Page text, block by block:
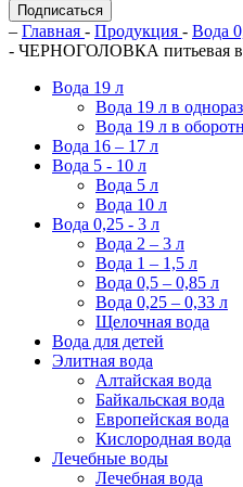
Подписаться
– Главная - Продукция - Вода
- ЧЕРНОГОЛОВКА питьевая
Вода 19 л
Вода 19 л в
Вода 19 л в
Вода 16 – 17 л
Вода 5 - 10 л
Вода 5 л
Вода 10 л
Вода 0,25 - 3 л
Вода 2 – 3 л
Вода 1 – 1,5 л
Вода 0,5 – 0,85 л
Вода 0,25 – 0,33 л
Щелочная вода
Вода для детей
Элитная вода
Алтайская вода
Байкальская вода
Европейская вода
Кислородная вода
Лечебные воды
Лечебная вода